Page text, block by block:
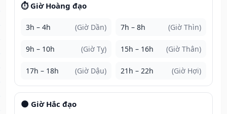
⏱️ Giờ Hoàng đạo
3h – 4h (Giờ Dần) 7h – 8h (Giờ Thìn)
9h – 10h (Giờ Tỵ) 15h – 16h (Giờ Thân)
17h – 18h (Giờ Dậu) 21h – 22h (Giờ Hợi)
🌑 Giờ Hắc đạo